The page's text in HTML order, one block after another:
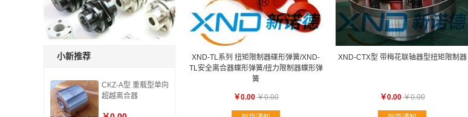
小新推荐
CKZ-A型 重载型单向
超越离合器
XND-TL系列 扭矩限制器碟形弹簧/XND-
TL安全离合器蝶形弹簧/扭力限制器蝶形弹
簧
￥0.00 ￥0.00
XND-CTX型 带梅花联轴器型扭矩限制器
￥0.00 ￥0.00